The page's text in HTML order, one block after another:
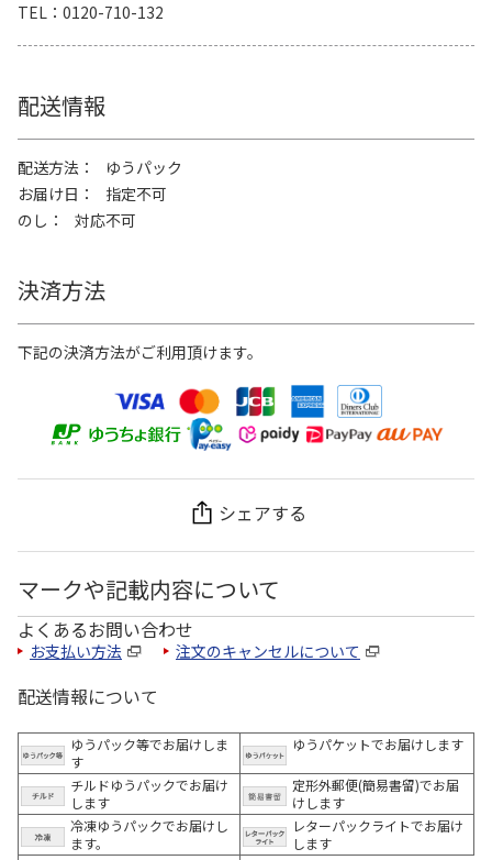
TEL
0120-710-132
配送情報
配送方法
ゆうパック
お届け日
指定不可
のし
対応不可
決済方法
下記の決済方法がご利用頂けます。
シェアする
マークや記載内容について
よくあるお問い合わせ
お支払い方法 注文のキャンセルについて
配送情報について
ゆうパック等でお届けしま
す
ゆうパケットでお届けします
チルドゆうパックでお届け
します
定形外郵便(簡易書留)でお届
けします
冷凍ゆうパックでお届けし
ます。
レターパックライトでお届け
します